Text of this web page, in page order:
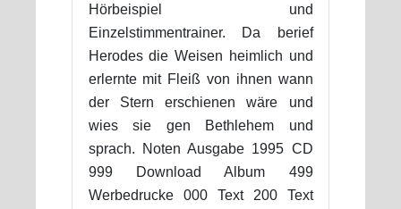
Hörbeispiel und
Einzelstimmentrainer. Da berief
Herodes die Weisen heimlich und
erlernte mit Fleiß von ihnen wann
der Stern erschienen wäre und
wies sie gen Bethlehem und
sprach. Noten Ausgabe 1995 CD
999 Download Album 499
Werbedrucke 000 Text 200 Text